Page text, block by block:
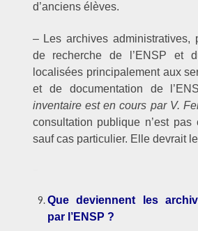
d’anciens élèves.
– Les archives administratives,
de recherche de l’ENSP et
localisées principalement aux
et de documentation de
inventaire est en cours par V.
consultation publique n’est pas
sauf cas particulier. Elle devrait
Que deviennent les
par l’ENSP ?